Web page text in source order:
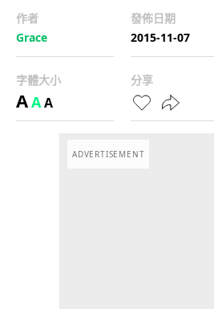
作者
Grace
發佈日期
2015-11-07
字體大小
AAA
分享
ADVERTISEMENT